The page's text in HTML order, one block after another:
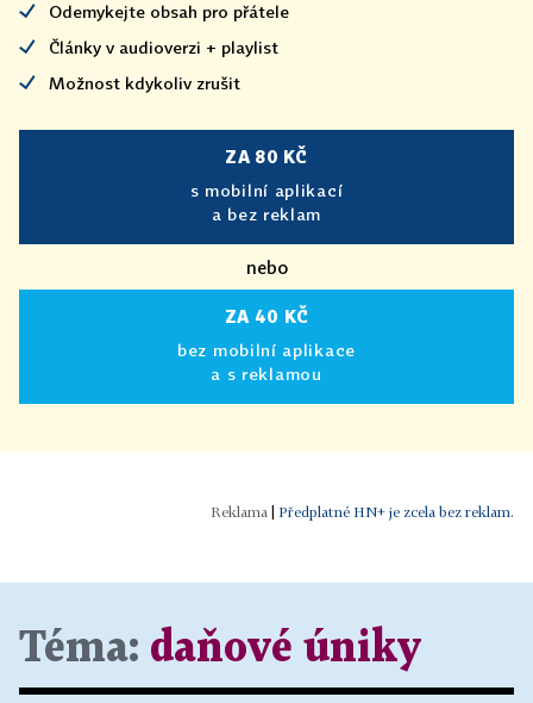
Odemykejte obsah pro přátele
Články v audioverzi + playlist
Možnost kdykoliv zrušit
ZA 80 KČ
s mobilní aplikací
a bez reklam
nebo
ZA 40 KČ
bez mobilní aplikace
a s reklamou
Předplatné HN+ je zcela bez reklam.
Téma: daňové úniky